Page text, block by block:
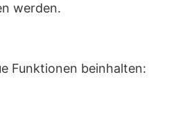
werden.
Funktionen beinhalten: